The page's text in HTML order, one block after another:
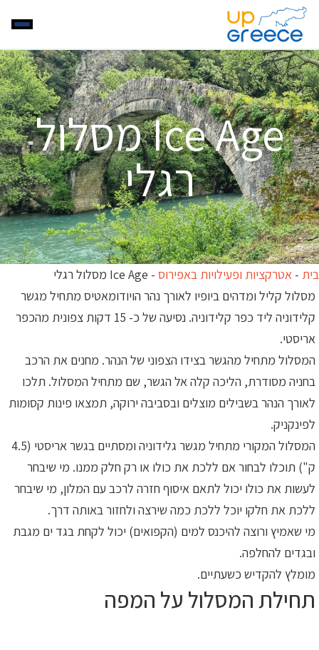
Ice Age מסלול
רגלי
בית - אטרקציות ופעילויות באפירוס - Ice Age מסלול רגלי
מסלול קליל ומדהים ביופיו לאורך נהר הויודומאטיס מתחיל מגשר
קלידוניה ליד כפר קלידוניה. נסיעה של כ- 15 דקות צפונית מהכפר
אריסטי.
המסלול מתחיל מהגשר בצידו הצפוני של הנהר. מחנים את הרכב
בחניה מסודרת, הליכה קלה אל הגשר, שם מתחיל המסלול. תלכו
לאורך הנהר בשבילים מוצלים ובסביבה ירוקה, תמצאו פינות קסומות
לפינקניק.
המסלול המקורי מתחיל מגשר גלידוניה ומסתיים בגשר אריסטי (4.5
ק") תוכלו לבחור אם ללכת את כולו או רק חלק ממנו. מי שיבחר
לעשות את כולו יכול לתאם איסוף חזרה לרכב עם המלון, מי שיבחר
ללכת את חלקו יוכל ללכת כמה שירצה ולחזור באותה דרך.
מי שאמיץ ורוצה להיכנס למים (הקפואים) יכול לקחת בגד ים מגבת
ובגדים להחלפה.
מומלץ להקדיש כשעתיים.
תחילת המסלול על המפה